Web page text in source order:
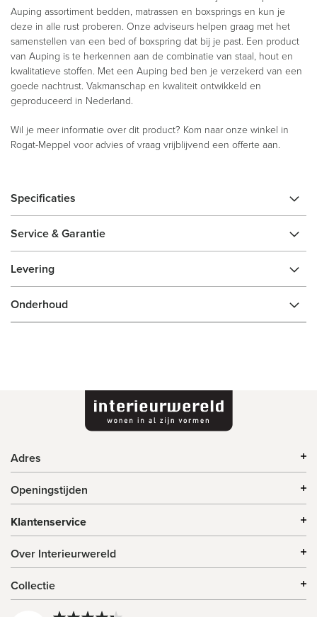
Auping assortiment bedden, matrassen en boxsprings en kun je
deze in alle rust proberen. Onze adviseurs helpen graag met het
samenstellen van een bed of boxspring dat bij je past. Een product
van Auping is te herkennen aan de combinatie van staal, hout en
kwalitatieve stoffen. Met een Auping bed ben je verzekerd van een
goede nachtrust. Vakmanschap en kwaliteit ontwikkeld en
geproduceerd in Nederland.
Wil je meer informatie over dit product? Kom naar onze winkel in
Rogat-Meppel voor advies of vraag vrijblijvend een offerte aan.
Specificaties
Service & Garantie
Levering
Onderhoud
Adres
Openingstijden
Klantenservice
Over Interieurwereld
Collectie